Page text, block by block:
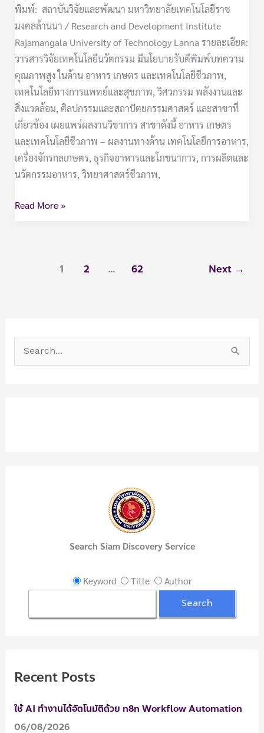
พิมพ์: สถาบันวิจัยและพัฒนา มหาวิทยาลัยเทคโนโลยีราช
มงคลล้านนา / Research and Development Institute
Rajamangala University of Technology Lanna รายละเอียด:
วารสารวิจัยเทคโนโลยีนวัตกรรม มีนโยบายรับตีพิมพ์บทความ
คุณภาพสูง ในด้าน อาหาร เกษตร และเทคโนโลยีชีวภาพ,
เทคโนโลยีทางการแพทย์และสุขภาพ, วิศวกรรม พลังงานและ
สิ่งแวดล้อม, ศิลปกรรมและสถาปัตยกรรมศาสตร์ และสาขาที่
เกี่ยวข้อง เผยแพร่ผลงานวิชาการ สาขาดังนี้ อาหาร เกษตร
และเทคโนโลยีชีวภาพ – ผลงานทางด้าน เทคโนโลยีการอาหาร,
เครื่องจักรกลเกษตร, ธุรกิจอาหารและโภชนาการ, การผลิตและ
นวัตกรรมอาหาร, วิทยาศาสตร์ชีวภาพ,
Read More »
1 2 … 62 Next →
e
Search Siam Discovery Service
Keyword Title Author
Recent Posts
ใช้ AI ทำงานได้อัตโนมัติด้วย n8n Workflow Automation
06/08/2026